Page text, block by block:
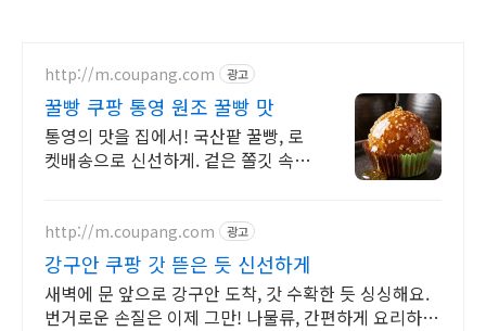
http://m.coupang.com 광고
꿀빵 쿠팡 통영 원조 꿀빵 맛
통영의 맛을 집에서! 국산팥 꿀빵, 로
켓배송으로 신선하게. 겉은 쫄깃 속은
http://m.coupang.com 광고
강구안 쿠팡 갓 뜯은 듯 신선하게
새벽에 문 앞으로 강구안 도착, 갓 수확한 듯 싱싱해요.
번거로운 손질은 이제 그만! 나물류, 간편하게 요리하세